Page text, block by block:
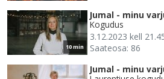
10 min
Jumal - minu
Kogudus
3.12.2023 kell
Saateosa: 86
Jumal - minu